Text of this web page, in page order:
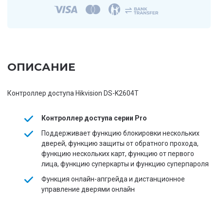
ОПИСАНИЕ
Контроллер доступа Hikvision DS-K2604T
Контроллер доступа серии Pro
Поддерживает функцию блокировки нескольких
дверей, функцию защиты от обратного прохода,
функцию нескольких карт, функцию от первого
лица, функцию суперкарты и функцию суперпароля
Функция онлайн-апгрейда и дистанционное
управление дверями онлайн